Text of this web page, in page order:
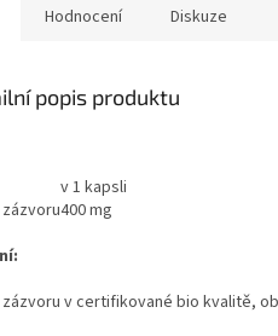
Hodnocení Diskuze
popis produktu
v 1 kapsli
400 mg
v certifikované bio kvalitě,